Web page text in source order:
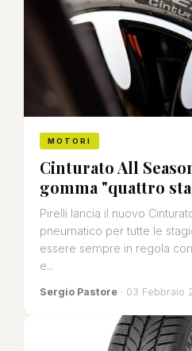
MOTORI
Cinturato All
gomma "quattro
Pirelli lancia il nuovo
pneumatico per tutte le
essere sempre in regola
e...
Sergio Pastore · 03 Febbraio